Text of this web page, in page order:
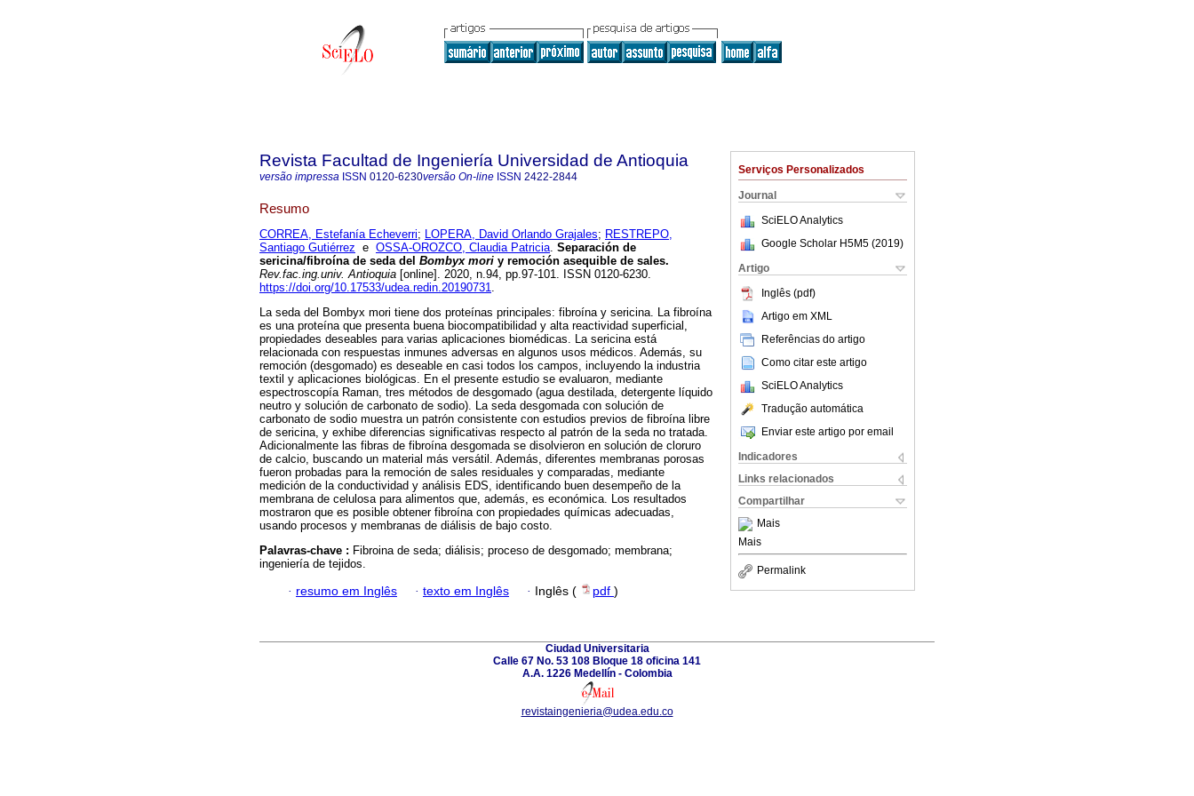
Serviços Personalizados
Journal
SciELO Analytics
Google Scholar H5M5 (2019)
Artigo
Inglês (pdf)
Artigo em XML
Referências do artigo
Como citar este artigo
SciELO Analytics
Tradução automática
Enviar este artigo por email
Indicadores
Links relacionados
Compartilhar
Mais
Mais
Permalink
Revista Facultad de Ingeniería Universidad de Antioquia
versão impressa ISSN 0120-6230versão On-line ISSN 2422-2844
Resumo
CORREA, Estefanía Echeverri; LOPERA, David Orlando Grajales; RESTREPO,
Santiago Gutiérrez e OSSA-OROZCO, Claudia Patricia. Separación de
sericina/fibroína de seda del Bombyx mori y remoción asequible de sales.
Rev.fac.ing.univ. Antioquia [online]. 2020, n.94, pp.97-101. ISSN 0120-6230.
https://doi.org/10.17533/udea.redin.20190731.
La seda del Bombyx mori tiene dos proteínas principales: fibroína y sericina. La fibroína
es una proteína que presenta buena biocompatibilidad y alta reactividad superficial,
propiedades deseables para varias aplicaciones biomédicas. La sericina está
relacionada con respuestas inmunes adversas en algunos usos médicos. Además, su
remoción (desgomado) es deseable en casi todos los campos, incluyendo la industria
textil y aplicaciones biológicas. En el presente estudio se evaluaron, mediante
espectroscopía Raman, tres métodos de desgomado (agua destilada, detergente líquido
neutro y solución de carbonato de sodio). La seda desgomada con solución de
carbonato de sodio muestra un patrón consistente con estudios previos de fibroína libre
de sericina, y exhibe diferencias significativas respecto al patrón de la seda no tratada.
Adicionalmente las fibras de fibroína desgomada se disolvieron en solución de cloruro
de calcio, buscando un material más versátil. Además, diferentes membranas porosas
fueron probadas para la remoción de sales residuales y comparadas, mediante
medición de la conductividad y análisis EDS, identificando buen desempeño de la
membrana de celulosa para alimentos que, además, es económica. Los resultados
mostraron que es posible obtener fibroína con propiedades químicas adecuadas,
usando procesos y membranas de diálisis de bajo costo.
Palavras-chave : Fibroina de seda; diálisis; proceso de desgomado; membrana;
ingeniería de tejidos.
· resumo em Inglês · texto em Inglês · Inglês ( pdf )
Ciudad Universitaria
Calle 67 No. 53 108 Bloque 18 oficina 141
A.A. 1226 Medellín - Colombia
revistaingenieria@udea.edu.co